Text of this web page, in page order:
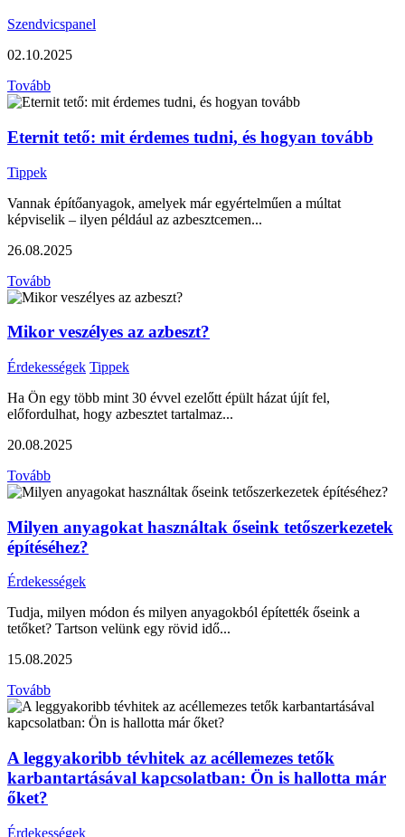
Szendvicspanel
02.10.2025
Tovább
Eternit tető: mit érdemes tudni, és hogyan tovább
Tippek
Vannak építőanyagok, amelyek már egyértelműen a múltat
képviselik – ilyen például az azbesztcemen...
26.08.2025
Tovább
Mikor veszélyes az azbeszt?
Érdekességek Tippek
Ha Ön egy több mint 30 évvel ezelőtt épült házat újít fel,
előfordulhat, hogy azbesztet tartalmaz...
20.08.2025
Tovább
Milyen anyagokat használtak őseink tetőszerkezetek
építéséhez?
Érdekességek
Tudja, milyen módon és milyen anyagokból építették őseink a
tetőket? Tartson velünk egy rövid idő...
15.08.2025
Tovább
A leggyakoribb tévhitek az acéllemezes tetők
karbantartásával kapcsolatban: Ön is hallotta már
őket?
Érdekességek